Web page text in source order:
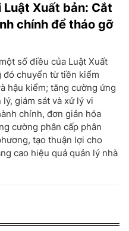
Luật Xuất bản: Cắt
chính để tháo gỡ
số điều của Luật Xuất
chuyển từ tiền kiểm
hậu kiểm; tăng cường ứng
giám sát và xử lý vi
chính, đơn giản hóa
cường phân cấp phân
tạo thuận lợi cho
cao hiệu quả quản lý nhà